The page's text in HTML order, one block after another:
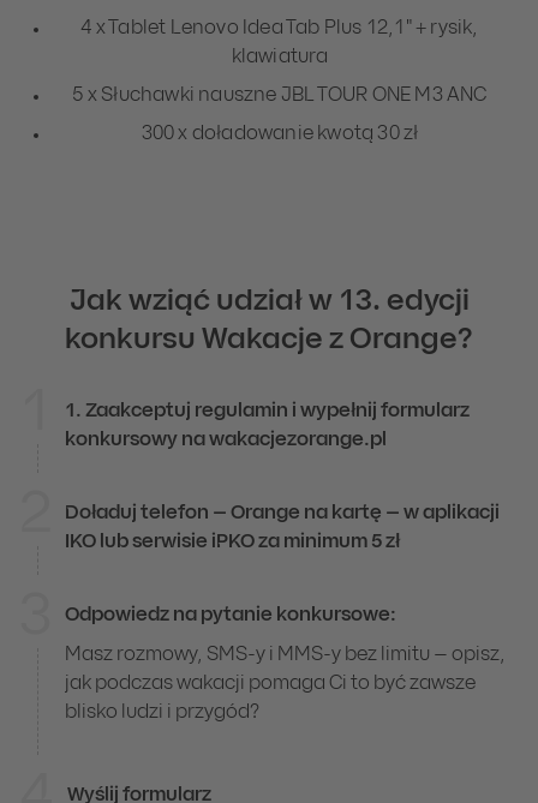
4 x Tablet Lenovo Idea Tab Plus 12,1" + rysik,
klawiatura
5 x Słuchawki nauszne JBL TOUR ONE M3 ANC
300 x doładowanie kwotą 30 zł
Jak wziąć udział w 13. edycji
konkursu Wakacje z Orange?
Jak wziąć udział w 13. edycji konkursu
1. Zaakceptuj regulamin i wypełnij formularz
konkursowy na wakacjezorange.pl
Doładuj telefon – Orange na kartę – w aplikacji
IKO lub serwisie iPKO za minimum 5 zł
Odpowiedz na pytanie konkursowe:
Masz rozmowy, SMS-y i MMS-y bez limitu – opisz,
jak podczas wakacji pomaga Ci to być zawsze
blisko ludzi i przygód?
Wyślij formularz